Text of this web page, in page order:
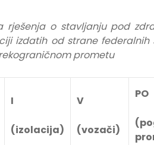
rješenja o stavljanju pod
izdatih od strane
prometu
I
(izolacija)
V
(vozači)
PO